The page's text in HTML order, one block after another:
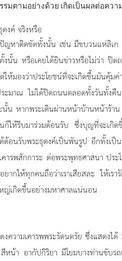
มตามอย่างด้วย เกิดเป็นผลต่อควา
งค์ จริงหรือ
ปัญหาติดขัดทั้งนั้น เช่น มีขบวนแห่ลิ
นั้น หรือเคยได้ยินข่าวหรือไม่ว่า ปิ
ให้มองว่าประโยชน์ที่จะเกิดขึ้นมันคุ้
มาณ ไม่ได้ปิดถนนตลอดทั้งวันทั้งคื
นั้น หากพระเดินผ่านหน้าบ้านหน้าร้า
ให้รีบมาร่วมต้อนรับ ซึ่งบุญที่จะเกิ
ด้ต้อนรับพระธุดงค์เป็นพันรูป อีกทั้ง
ารพสักการะ ต่อพระพุทธศาสนา ปร
ให้ทุกคนถือว่าเราเสียสละ ให้เร
ญ่เกิดขึ้นอย่างมหาศาลแน่นอน
ความเคารพพระรัตนตรัย ซึ่งแสดงไ
หน้า อากัปกิริยา มีโยมบางท่านขับร